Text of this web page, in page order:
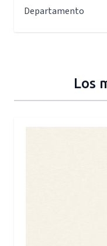
Departamento
Los